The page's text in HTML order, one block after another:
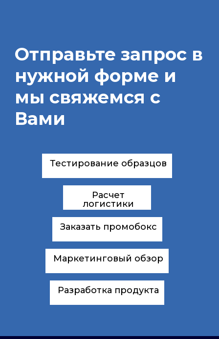
Отправьте запрос в
нужной форме и
мы свяжемся с
Вами
Тестирование образцов
Расчет
логистики
Заказать промобокс
Маркетинговый обзор
Разработка продукта